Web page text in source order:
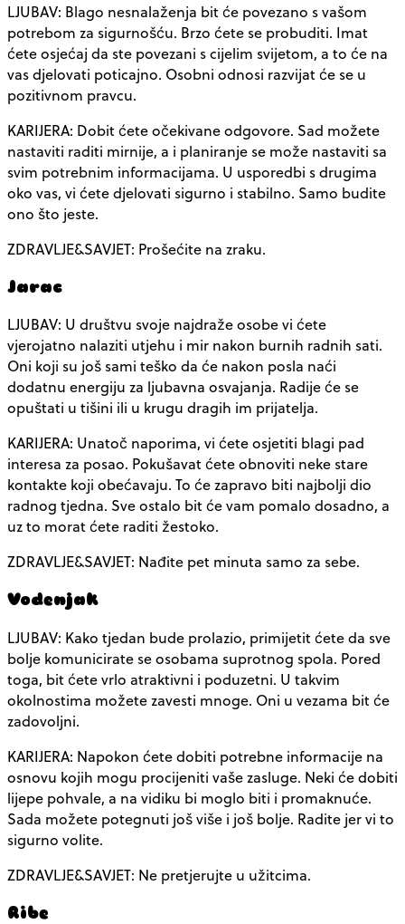
LJUBAV: Blago nesnalaženja bit će povezano s vašom
potrebom za sigurnošću. Brzo ćete se probuditi. Imat
ćete osjećaj da ste povezani s cijelim svijetom, a to će na
vas djelovati poticajno. Osobni odnosi razvijat će se u
pozitivnom pravcu.
KARIJERA: Dobit ćete očekivane odgovore. Sad možete
nastaviti raditi mirnije, a i planiranje se može nastaviti sa
svim potrebnim informacijama. U usporedbi s drugima
oko vas, vi ćete djelovati sigurno i stabilno. Samo budite
ono što jeste.
ZDRAVLJE&SAVJET: Prošećite na zraku.
Jarac
LJUBAV: U društvu svoje najdraže osobe vi ćete
vjerojatno nalaziti utjehu i mir nakon burnih radnih sati.
Oni koji su još sami teško da će nakon posla naći
dodatnu energiju za ljubavna osvajanja. Radije će se
opuštati u tišini ili u krugu dragih im prijatelja.
KARIJERA: Unatoč naporima, vi ćete osjetiti blagi pad
interesa za posao. Pokušavat ćete obnoviti neke stare
kontakte koji obećavaju. To će zapravo biti najbolji dio
radnog tjedna. Sve ostalo bit će vam pomalo dosadno, a
uz to morat ćete raditi žestoko.
ZDRAVLJE&SAVJET: Nađite pet minuta samo za sebe.
Vodenjak
LJUBAV: Kako tjedan bude prolazio, primijetit ćete da sve
bolje komunicirate se osobama suprotnog spola. Pored
toga, bit ćete vrlo atraktivni i poduzetni. U takvim
okolnostima možete zavesti mnoge. Oni u vezama bit će
zadovoljni.
KARIJERA: Napokon ćete dobiti potrebne informacije na
osnovu kojih mogu procijeniti vaše zasluge. Neki će dobiti
lijepe pohvale, a na vidiku bi moglo biti i promaknuće.
Sada možete potegnuti još više i još bolje. Radite jer vi to
sigurno volite.
ZDRAVLJE&SAVJET: Ne pretjerujte u užitcima.
Ribe